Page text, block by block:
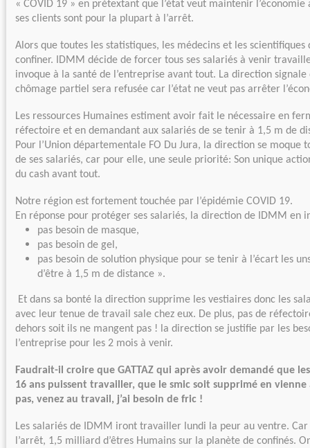
« COVID 19 » en prétextant que l’état veut maintenir
ses clients sont pour la plupart à l’arrêt.
Alors que toutes les statistiques, les médecins et les
confiner. IDMM décide de forcer tous ses salariés à venir
invoque à la santé de l’entreprise avant tout. La direction
chômage partiel sera refusée car l’état ne veut pas arrêter
Les ressources Humaines estiment avoir fait le nécessaire en
réfectoire et en demandant aux salariés de se tenir à 1,5 m de
Pour l’Union départementale FO Du Jura, la direction se moque
de ses salariés, car pour elle, une seule priorité: Son unique
du cash avant tout.
Notre région est fortement touchée par l’épidémie COVID 19.
En réponse pour protéger ses salariés, la direction de IDMM en
pas besoin de masque,
pas besoin de gel,
pas besoin de solution physique pour se tenir à l’écart les
d’être à 1,5 m de distance ».
Et dans sa bonté la direction supprime les vestiaires donc les
avec leur tenue de travail sale chez eux. De plus, pas de
dehors soit ils ne mangent pas ! la direction se justifie par les
l’entreprise pour les 2 mois à venir.
Faudrait-il croire que GATTAZ qui après avoir demandé que
16 ans puissent travailler, que le smic soit supprimé en
pas, venez au travail, j’ai besoin de fric !
Les salariés de IDMM iront travailler lundi la peur au ventre. Car
l’arrêt, 1,5 milliard d’êtres Humains sur la planète de confinés.